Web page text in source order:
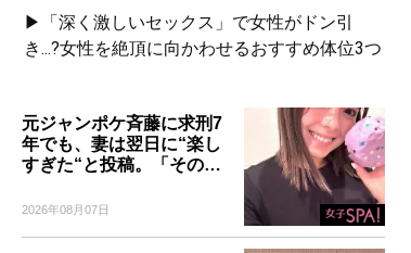
▶「深く激しいセックス」で女性がドン引
き...?女性を絶頂に向かわせるおすすめ体位3つ
元ジャンポケ斉藤に求刑7
年でも、妻は翌日に“楽し
すぎた“と投稿。「その…
2026年08月07日